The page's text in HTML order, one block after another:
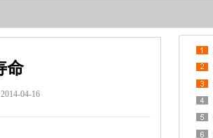
命
04-16